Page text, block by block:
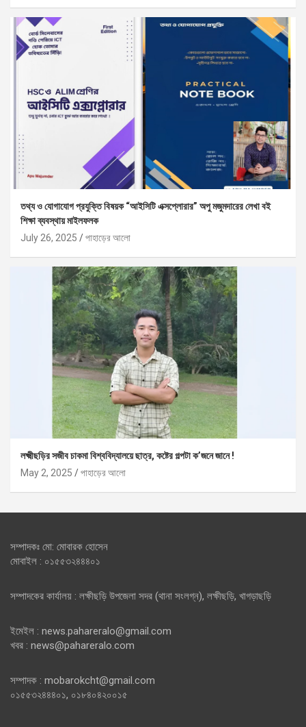
তথ্য ও যোগাযোগ প্রযুক্তি বিষয়ক “আইসিটি এক্সপ্লোরার” অপু মজুমদারের লেখা বই
শিক্ষা ব্যবস্থায় মাইলফলক
July 26, 2025
পাহাড়ের আলো
লক্ষ্মীছড়ির সজীব চাকমা বিশ্ববিদ্যালয়ে ছাত্র, কষ্টের গল্পটা ক’জনে জানে !
May 2, 2025
পাহাড়ের আলো
সম্পাদকঃ মো: মোবারক হোসেন
মোবাইল : ০১৫৫৩২৪৪৪০১
সম্পাদকের কার্যালয় : লক্ষীছড়ি উপজেলা সদর (থানা সংলগ্ন), লক্ষীছড়ি, খাগড়াছড়ি
ইমেইল : news.pahareralo@gmail.com
খবর : news@pahareralo.com
সম্পাদক : mobarokcht@gmail.com
০১৫৫৩২৪৪৪০১, ০১৮৪০৪২০০১৫